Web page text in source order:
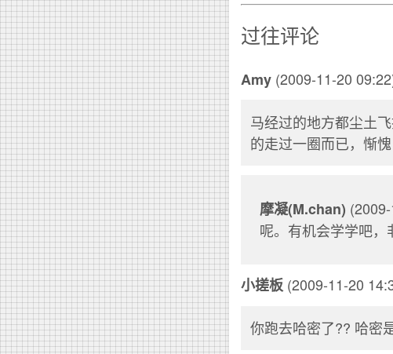
过往评论
Amy (2009-11-20
马经过的地方都尘土
的走过一圈而已，惭愧
摩凝(M.chan)
呢。有机会学学吧，
小搓板 (2009-11-20
你跑去哈密了?? 哈